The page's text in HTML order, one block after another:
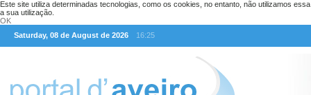
Este site utiliza determinadas tecnologias, como os cookies, no entanto, não utilizamos
a sua utilização.
OK
Saturday, 08 de August de 2026
16:25